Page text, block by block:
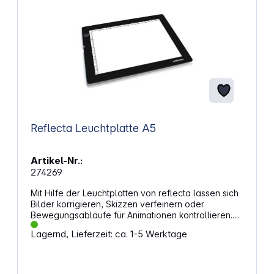
Reflecta Leuchtplatte A5
Artikel-Nr.:
274269
Mit Hilfe der Leuchtplatten von reflecta lassen sich
Bilder korrigieren, Skizzen verfeinern oder
Bewegungsabläufe für Animationen kontrollieren.
Kleinbild-Dias, sortiert in Archivhüllen können
komplett auf den Leuchtplatten betrachtet werden.
Lagernd, Lieferzeit: ca. 1-5 Werktage